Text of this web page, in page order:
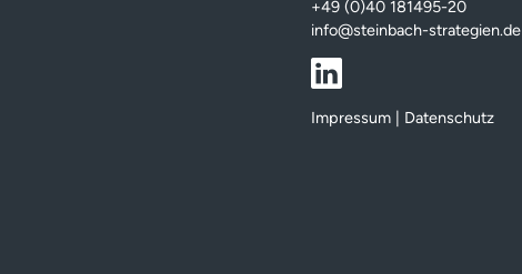
+49 (0)40 181495-20
info@steinbach-strategien.de
Impressum | Datenschutz